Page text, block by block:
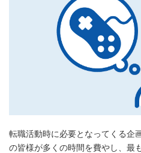
転職活動時に必要となってくる企
の皆様が多くの時間を費やし、最